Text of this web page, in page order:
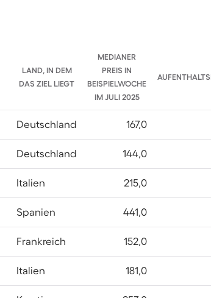
LAND, IN DEM
DAS ZIEL LIEGT
MEDIANER
PREIS IN
BEISPIELWOCHE
IM JULI 2025
Deutschland 167,0
Deutschland 144,0
Italien 215,0
Spanien 441,0
Frankreich 152,0
Italien 181,0